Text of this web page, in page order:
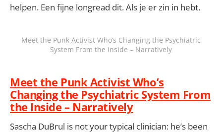
helpen. Een fijne longread dit. Als je er zin in hebt.
Meet the Punk Activist Who’s Changing the Psychiatric
System From the Inside – Narratively
Meet the Punk Activist Who’s
Changing the Psychiatric System From
the Inside – Narratively
Sascha DuBrul is not your typical clinician: he’s been